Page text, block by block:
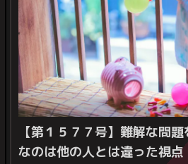
【第１５７７号】難解な問
なのは他の人とは違った視点